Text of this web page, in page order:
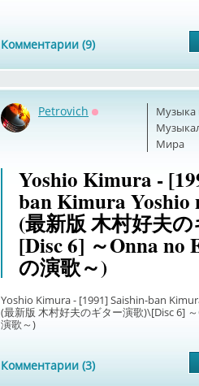
Комментарии (9)
Музыка
Мира
Petrovich
Yoshio Kimura -
ban Kimura Yoshio
(最新版 木村好夫
[Disc 6] ～Onna no
の演歌～)
Yoshio Kimura - [1991] Saishin-ban
(最新版 木村好夫のギター演歌)\[Disc 6]
演歌～)
Комментарии (3)